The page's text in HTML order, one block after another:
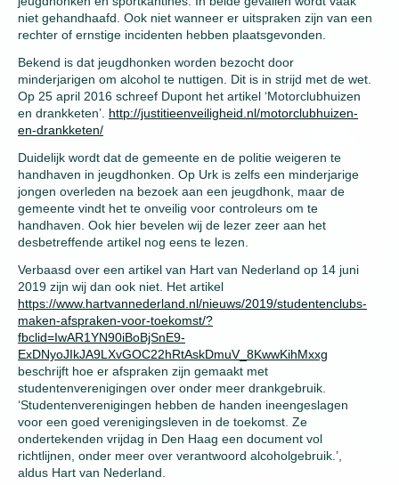
niet gehandhaafd. Ook niet wanneer er uitspraken zijn van een
rechter of ernstige incidenten hebben plaatsgevonden.
Bekend is dat jeugdhonken worden bezocht door
minderjarigen om alcohol te nuttigen. Dit is in strijd met de wet.
Op 25 april 2016 schreef Dupont het artikel ‘Motorclubhuizen
en drankketen’. http://justitieenveiligheid.nl/motorclubhuizen-
en-drankketen/
Duidelijk wordt dat de gemeente en de politie weigeren te
handhaven in jeugdhonken. Op Urk is zelfs een minderjarige
jongen overleden na bezoek aan een jeugdhonk, maar de
gemeente vindt het te onveilig voor controleurs om te
handhaven. Ook hier bevelen wij de lezer zeer aan het
desbetreffende artikel nog eens te lezen.
Verbaasd over een artikel van Hart van Nederland op 14 juni
2019 zijn wij dan ook niet. Het artikel
https://www.hartvannederland.nl/nieuws/2019/studentenclubs-
maken-afspraken-voor-toekomst/?
fbclid=IwAR1YN90iBoBjSnE9-
ExDNyoJIkJA9LXvGOC22hRtAskDmuV_8KwwKihMxxg
beschrijft hoe er afspraken zijn gemaakt met
studentenverenigingen over onder meer drankgebruik.
‘Studentenverenigingen hebben de handen ineengeslagen
voor een goed verenigingsleven in de toekomst. Ze
ondertekenden vrijdag in Den Haag een document vol
richtlijnen, onder meer over verantwoord alcoholgebruik.’,
aldus Hart van Nederland.